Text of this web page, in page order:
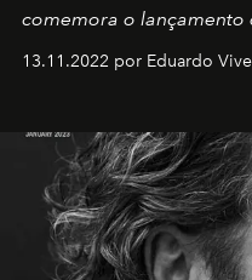
comemora o lançamento
13.11.2022 por Eduardo